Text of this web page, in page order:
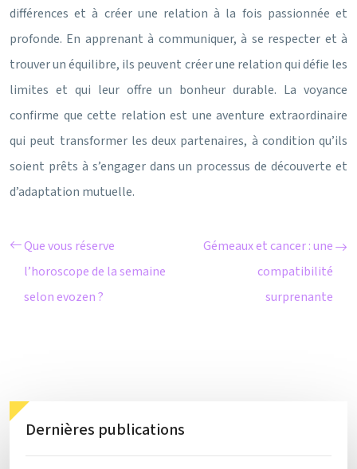
différences et à créer une relation à la fois passionnée et
profonde. En apprenant à communiquer, à se respecter et à
trouver un équilibre, ils peuvent créer une relation qui défie les
limites et qui leur offre un bonheur durable. La voyance
confirme que cette relation est une aventure extraordinaire
qui peut transformer les deux partenaires, à condition qu’ils
soient prêts à s’engager dans un processus de découverte et
d’adaptation mutuelle.
Que vous réserve
l’horoscope de la semaine
selon evozen ?
Gémeaux et cancer : une
compatibilité
surprenante
Dernières publications